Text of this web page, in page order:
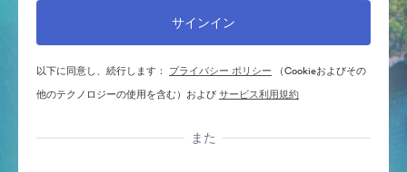
以下に同意し、続行します： プライバシー ポリシー （Cookieおよびその
他のテクノロジーの使用を含む）およびサービス利用規約
また